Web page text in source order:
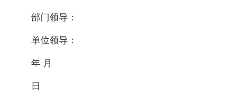
部门领导：
单位领导：
年 月
日